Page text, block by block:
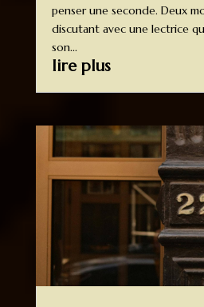
penser une seconde. Deux
discutant avec une lectrice
son...
lire plus